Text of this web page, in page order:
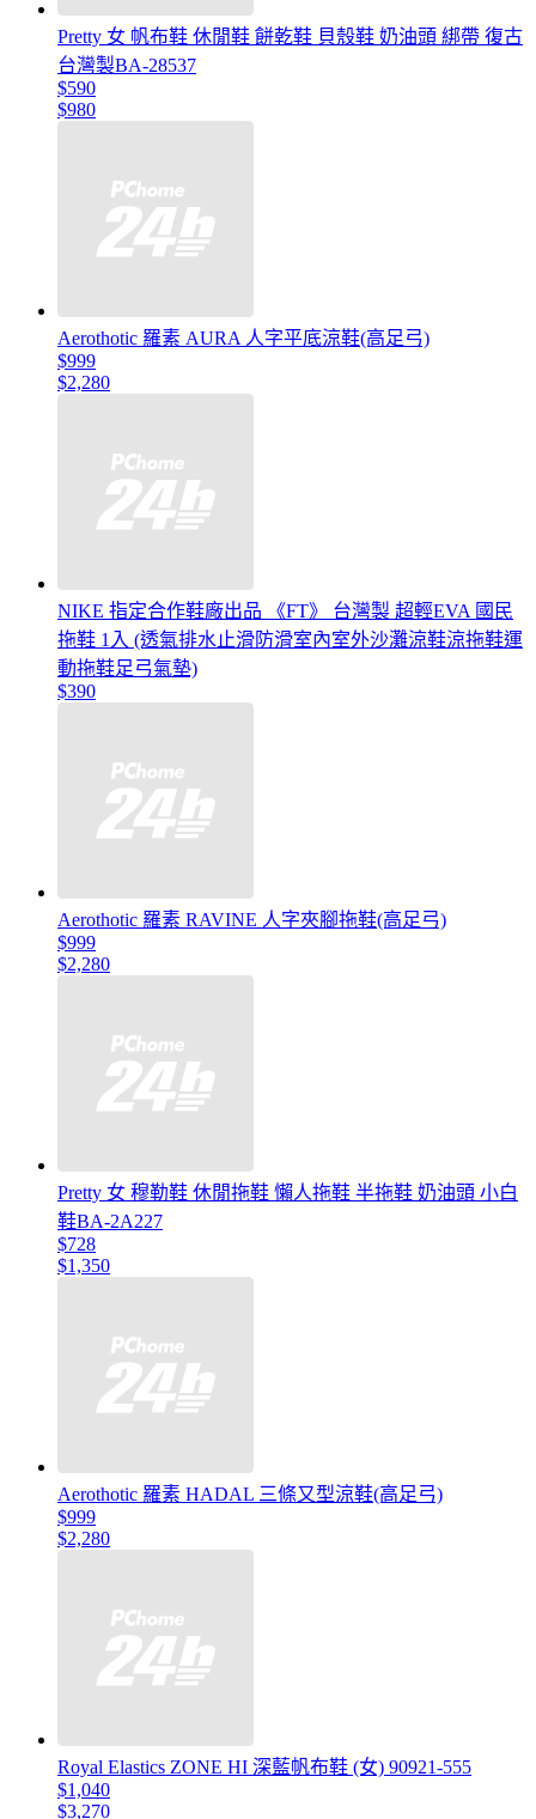
Pretty 女 帆布鞋 休閒鞋 餅乾鞋 貝殼鞋 奶油頭 綁帶 復古
台灣製BA-28537
$590
$980
Aerothotic 羅素 AURA 人字平底涼鞋(高足弓)
$999
$2,280
NIKE 指定合作鞋廠出品 《FT》 台灣製 超輕EVA 國民
拖鞋 1入 (透氣排水止滑防滑室內室外沙灘涼鞋涼拖鞋運
動拖鞋足弓氣墊)
$390
Aerothotic 羅素 RAVINE 人字夾腳拖鞋(高足弓)
$999
$2,280
Pretty 女 穆勒鞋 休閒拖鞋 懶人拖鞋 半拖鞋 奶油頭 小白
鞋BA-2A227
$728
$1,350
Aerothotic 羅素 HADAL 三條又型涼鞋(高足弓)
$999
$2,280
Royal Elastics ZONE HI 深藍帆布鞋 (女) 90921-555
$1,040
$3,270